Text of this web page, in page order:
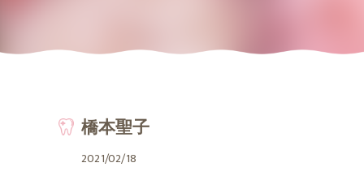
橋本聖子
2021/02/18